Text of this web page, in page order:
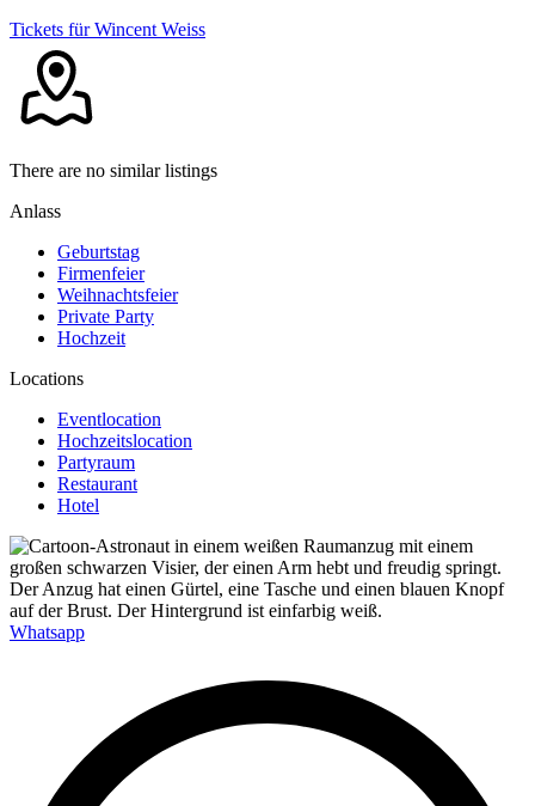
Tickets für Wincent Weiss
There are no similar listings
Anlass
Geburtstag
Firmenfeier
Weihnachtsfeier
Private Party
Hochzeit
Locations
Eventlocation
Hochzeitslocation
Partyraum
Restaurant
Hotel
Whatsapp